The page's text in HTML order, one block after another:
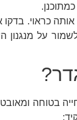
כראוי. בדקו
על מנגנון
בטוחה